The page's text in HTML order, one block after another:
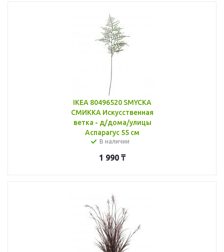
IKEA 80496520 SMYCKA
СМИККА Искусственная
ветка - д/дома/улицы
Аспарагус 55 см
В наличии
1 990 ₸